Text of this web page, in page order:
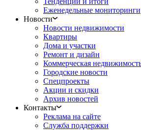
Еженедельные мониторинги
Новости
Новости недвижимости
Квартиры
Дома и участки
Ремонт и дизайн
Коммерческая
Городские новости
Спецпроекты
Акции и скидки
Архив новостей
Контакты
Реклама на сайте
Служба поддержки